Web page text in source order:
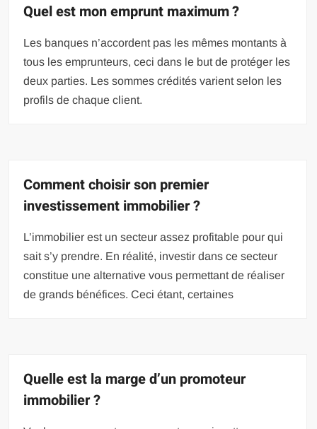
Quel est mon emprunt maximum ?
Les banques n’accordent pas les mêmes montants à
tous les emprunteurs, ceci dans le but de protéger les
deux parties. Les sommes crédités varient selon les
profils de chaque client.
Comment choisir son premier
investissement immobilier ?
L’immobilier est un secteur assez profitable pour qui
sait s’y prendre. En réalité, investir dans ce secteur
constitue une alternative vous permettant de réaliser
de grands bénéfices. Ceci étant, certaines
Quelle est la marge d’un promoteur
immobilier ?